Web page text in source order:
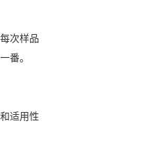
次样品
番。
适用性